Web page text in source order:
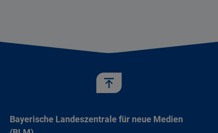
Bayerische Landeszentrale für neue Medien